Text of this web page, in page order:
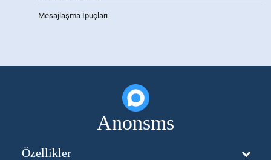
Mesajlaşma İpuçları
Anonsms
Özellikler